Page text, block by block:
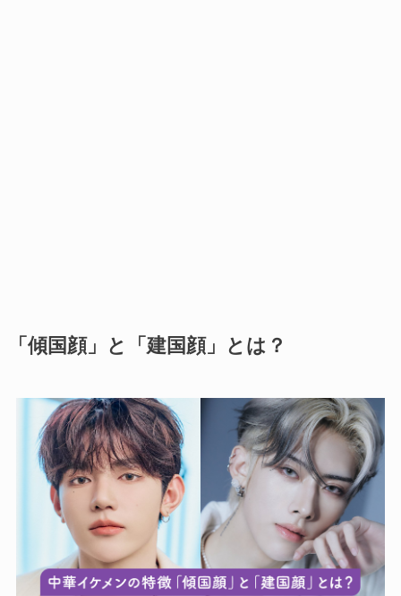
「傾国顔」と「建国顔」とは？